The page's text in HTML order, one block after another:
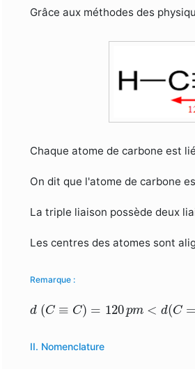
Grâce aux méthodes des
Chaque atome de carbone est
On dit que l'atome de carbone
La triple liaison possède deux
Les centres des atomes sont
Remarque :
d (C ≡ C) = 120 pm < d(C =
d (C )= 120pm =C)
II. Nomenclature